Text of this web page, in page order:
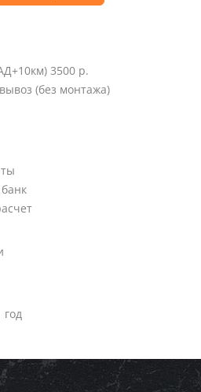
3500 р.
(без монтажа)